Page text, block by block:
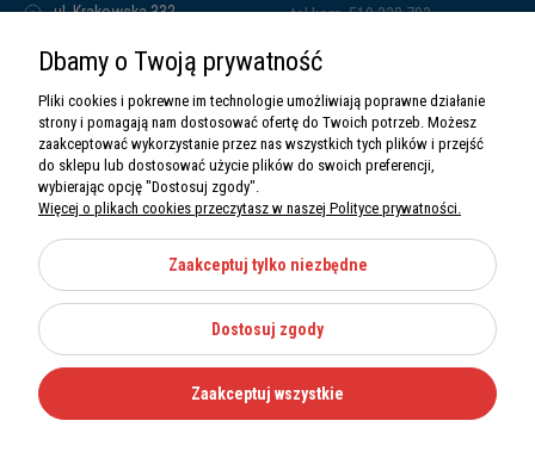
ul. Krakowska 332,
Sawim Group Mariusz Zdyb sp. k.
NIP: 5130284470
REGON: 5246591010
tel.kom. 519 338 793
O nas
Informacje
Moje konto
Kategorie
Dbamy o Twoją prywatność
Pliki cookies i pokrewne im technologie umożliwiają poprawne działanie
strony i pomagają nam dostosować ofertę do Twoich potrzeb. Możesz
zaakceptować wykorzystanie przez nas wszystkich tych plików i przejść
do sklepu lub dostosować użycie plików do swoich preferencji,
wybierając opcję "Dostosuj zgody".
Więcej o plikach cookies przeczytasz w naszej Polityce prywatności.
Zaakceptuj tylko niezbędne
Dostosuj zgody
Zaakceptuj wszystkie